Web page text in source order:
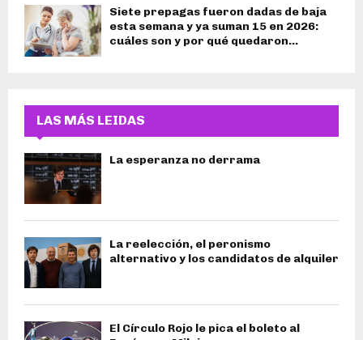
Siete prepagas fueron dadas de baja
esta semana y ya suman 15 en 2026:
cuáles son y por qué quedaron...
LAS MÁS LEIDAS
La esperanza no derrama
La reelección, el peronismo
alternativo y los candidatos de alquiler
El Círculo Rojo le pica el boleto al